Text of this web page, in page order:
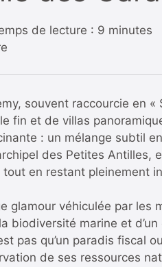
de lecture : 9 minutes
souvent raccourcie en
fin et de villas
: un mélange subtil
des Petites
en restant pleinement
glamour véhiculée par
biodiversité marine et
pas qu’un paradis fiscal
de ses ressources